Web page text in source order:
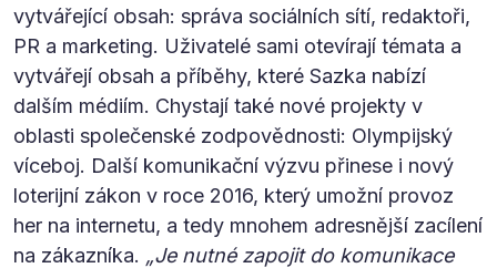
vytvářející obsah: správa sociálních sítí, redaktoři,
PR a marketing. Uživatelé sami otevírají témata a
vytvářejí obsah a příběhy, které Sazka nabízí
dalším médiím. Chystají také nové projekty v
oblasti společenské zodpovědnosti: Olympijský
víceboj. Další komunikační výzvu přinese i nový
loterijní zákon v roce 2016, který umožní provoz
her na internetu, a tedy mnohem adresnější zacílení
na zákazníka. „Je nutné zapojit do komunikace